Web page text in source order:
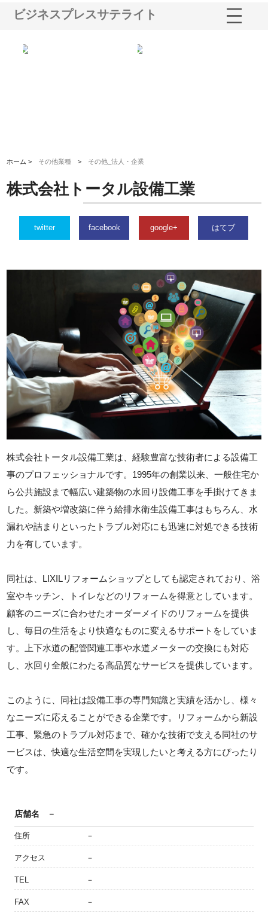
ビジネスプレスサテライト
ホーム > その他業種 > その他_法人・企業
株式会社トータル設備工業
twitter facebook google+ はてブ
株式会社トータル設備工業は、経験豊富な技術者による設備工
事のプロフェッショナルです。1995年の創業以来、一般住宅か
ら公共施設まで幅広い建築物の水回り設備工事を手掛けてきま
した。新築や増改築に伴う給排水衛生設備工事はもちろん、水
漏れや詰まりといったトラブル対応にも迅速に対処できる技術
力を有しています。
同社は、LIXILリフォームショップとしても認定されており、浴
室やキッチン、トイレなどのリフォームを得意としています。
顧客のニーズに合わせたオーダーメイドのリフォームを提供
し、毎日の生活をより快適なものに変えるサポートをしていま
す。上下水道の配管関連工事や水道メーターの交換にも対応
し、水回り全般にわたる高品質なサービスを提供しています。
このように、同社は設備工事の専門知識と実績を活かし、様々
なニーズに応えることができる企業です。リフォームから新設
工事、緊急のトラブル対応まで、確かな技術で支える同社のサ
ービスは、快適な生活空間を実現したいと考える方にぴったり
です。
店舗名 －
住所 －
アクセス －
TEL －
FAX －